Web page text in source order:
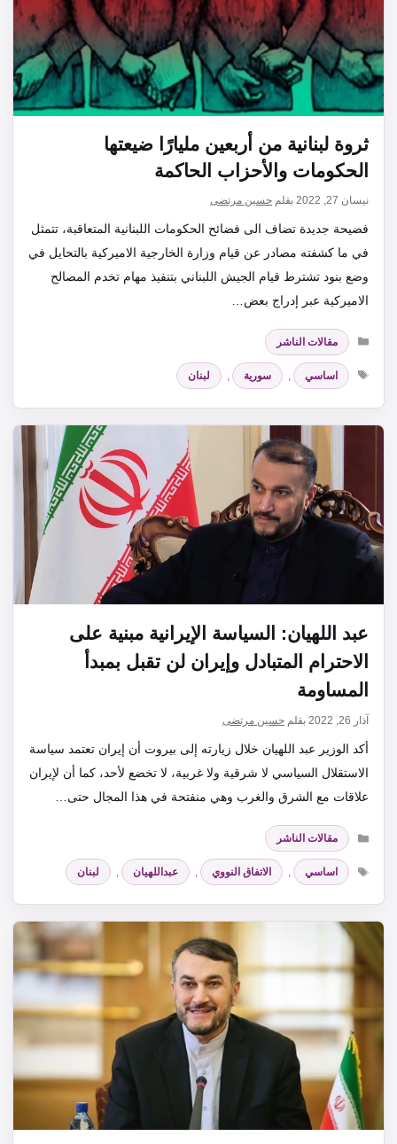
ثروة لبنانية من أربعين مليارًا ضيعتها
الحكومات والأحزاب الحاكمة
نيسان 27, 2022 بقلم حسين مرتضى
فضيحة جديدة تضاف الى فضائح الحكومات اللبنانية المتعاقبة، تتمثل
في ما كشفته مصادر عن قيام وزارة الخارجية الاميركية بالتحايل في
وضع بنود تشترط قيام الجيش اللبناني بتنفيذ مهام تخدم المصالح
الاميركية عبر إدراج بعض…
التصنيفات
مقالات الناشر
الوسوم
اساسي سورية لبنان
عبد اللهيان: السياسة الإيرانية مبنية على
الاحترام المتبادل وإيران لن تقبل بمبدأ
المساومة
آذار 26, 2022 بقلم حسين مرتضى
أكد الوزير عبد اللهيان خلال زيارته إلى بيروت أن إيران تعتمد سياسة
الاستقلال السياسي لا شرقية ولا غربية، لا تخضع لأحد، كما أن لإيران
علاقات مع الشرق والغرب وهي منفتحة في هذا المجال حتى…
التصنيفات
مقالات الناشر
الوسوم
اساسي , الاتفاق النووي , عبداللهيان , لبنان